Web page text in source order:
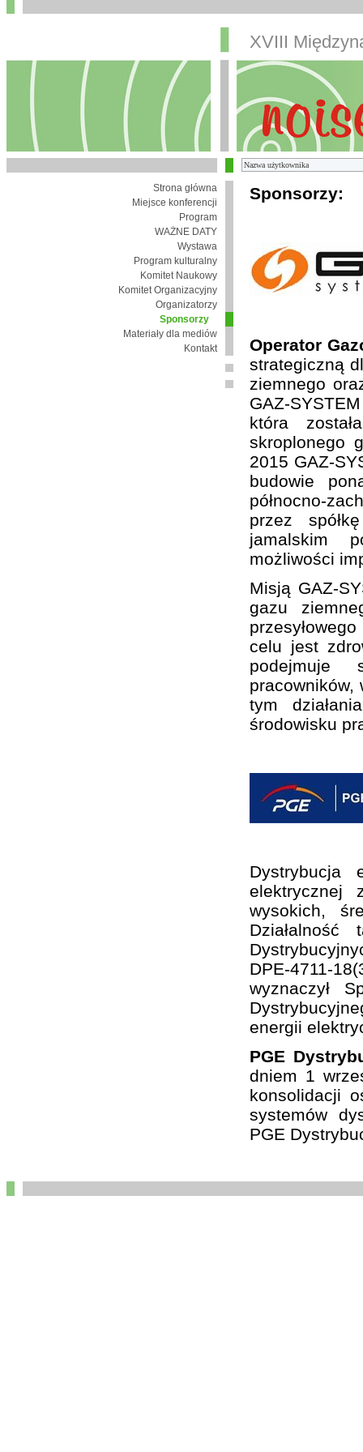
XVIII
Strona główna
Miejsce konferencji
Program
WAŻNE DATY
Wystawa
Program kulturalny
Komitet Naukowy
Komitet Organizacyjny
Organizatorzy
Sponsorzy
Materiały dla mediów
Kontakt
Sponsorzy:
Operator
strategiczną
ziemnego
GAZ-
która
skroplonego
2015 GAZ-
budowie
północno-
przez
jamalskim
możliwości
Misją GAZ-
gazu
celu jest
podejmuje
pracowników,
tym
środowisku
Dystrybucja
elektrycznej
wysokich,
DPE-4711-
wyznaczył
energii
PGE
dniem 1
konsolidacji
systemów
PGE